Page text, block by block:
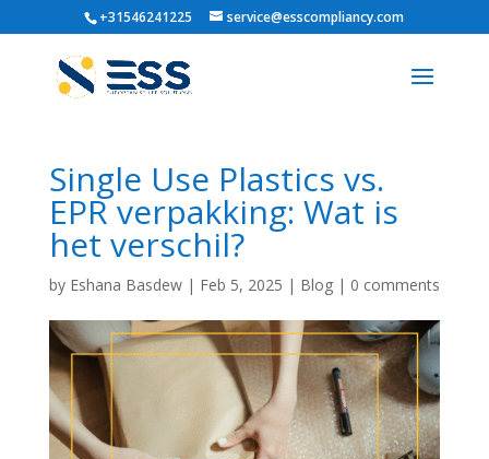
+31546241225 service@esscompliancy.com
Single Use Plastics vs.
EPR verpakking: Wat is
het verschil?
by Eshana Basdew| Feb 5, 2025 | Blog| 0 comments